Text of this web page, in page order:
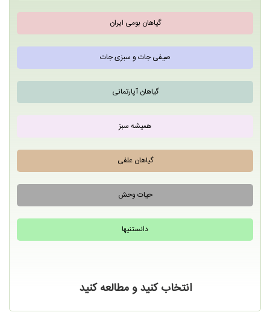
گیاهان بومی ایران
صیفی جات و سبزی جات
گیاهان آپارتمانی
همیشه سبز
گیاهان علفی
حیات وحش
دانستنیها
انتخاب کنید و مطالعه کنید